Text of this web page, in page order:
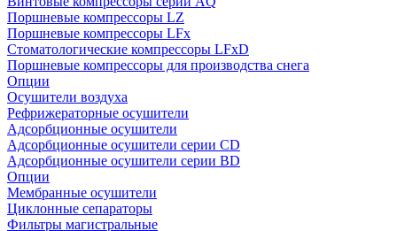
Поршневые компрессоры LZ
Поршневые компрессоры LFx
Стоматологические компрессоры LFxD
Поршневые компрессоры для производства снега
Опции
Осушители воздуха
Рефрижераторные осушители
Адсорбционные осушители
Адсорбционные осушители серии CD
Адсорбционные осушители серии BD
Опции
Мембранные осушители
Циклонные сепараторы
Фильтры магистральные